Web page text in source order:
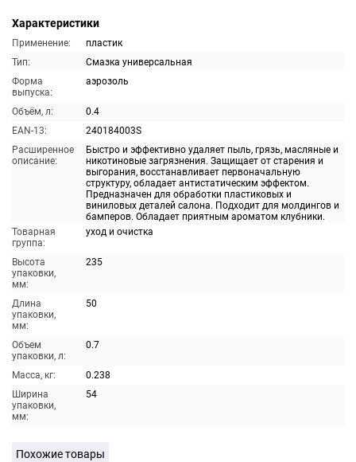
Характеристики
Применение:
пластик
Тип:
Смазка универсальная
Форма
выпуска:
аэрозоль
Объём, л:
0.4
EAN-13:
240184003S
Расширенное
описание:
Быстро и эффективно удаляет пыль, грязь, масляные и
никотиновые загрязнения. Защищает от старения и
выгорания, восстанавливает первоначальную
структуру, обладает антистатическим эффектом.
Предназначен для обработки пластиковых и
виниловых деталей салона. Подходит для молдингов и
бамперов. Обладает приятным ароматом клубники.
Товарная
группа:
уход и очистка
Высота
упаковки,
мм:
235
Длина
упаковки,
мм:
50
Объем
упаковки, л:
0.7
Масса, кг:
0.238
Ширина
упаковки,
мм:
54
Похожие товары